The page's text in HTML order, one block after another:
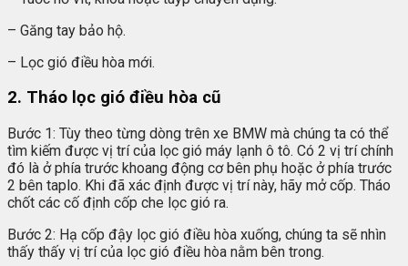
– Găng tay bảo hộ.
– Lọc gió điều hòa mới.
2. Tháo lọc gió điều hòa cũ
Bước 1: Tùy theo từng dòng trên xe BMW mà chúng ta có thể
tìm kiếm được vị trí của lọc gió máy lạnh ô tô. Có 2 vị trí chính
đó là ở phía trước khoang động cơ bên phụ hoặc ở phía trước
2 bên taplo. Khi đã xác định được vị trí này, hãy mở cốp. Tháo
chốt các cố định cốp che lọc gió ra.
Bước 2: Hạ cốp đậy lọc gió điều hòa xuống, chúng ta sẽ nhìn
thấy thấy vị trí của lọc gió điều hòa nằm bên trong.